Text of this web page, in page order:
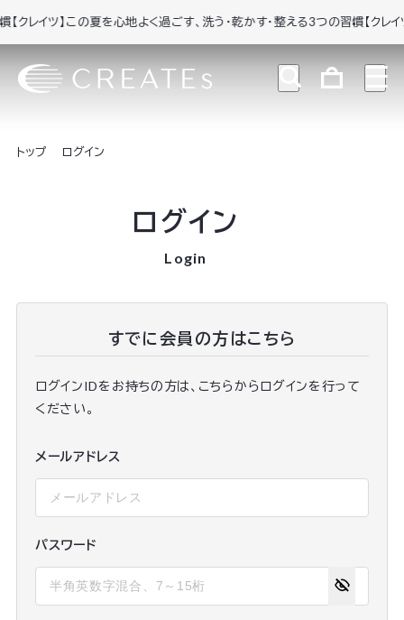
レイツ】この夏を心地よく過ごす、洗う・乾かす・整える3つの習慣【クレイツ
トップ ログイン
ログイン
Login
すでに会員の方はこちら
ログインIDをお持ちの方は、こちらからログインを行って
ください。
メールアドレス
パスワード